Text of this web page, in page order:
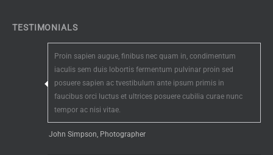
TESTIMONIALS
Proin sapien augue, finibus nec quam in, condimentum
iaculis sem duis lobortis fermentum pulvinar proin sed
posuere sapien ac tvestibulum ante ipsum primis in
faucibus orci luctus et ultrices posuere cubilia curae nunc
tempor ac nisi vitae.
John Simpson, Photographer